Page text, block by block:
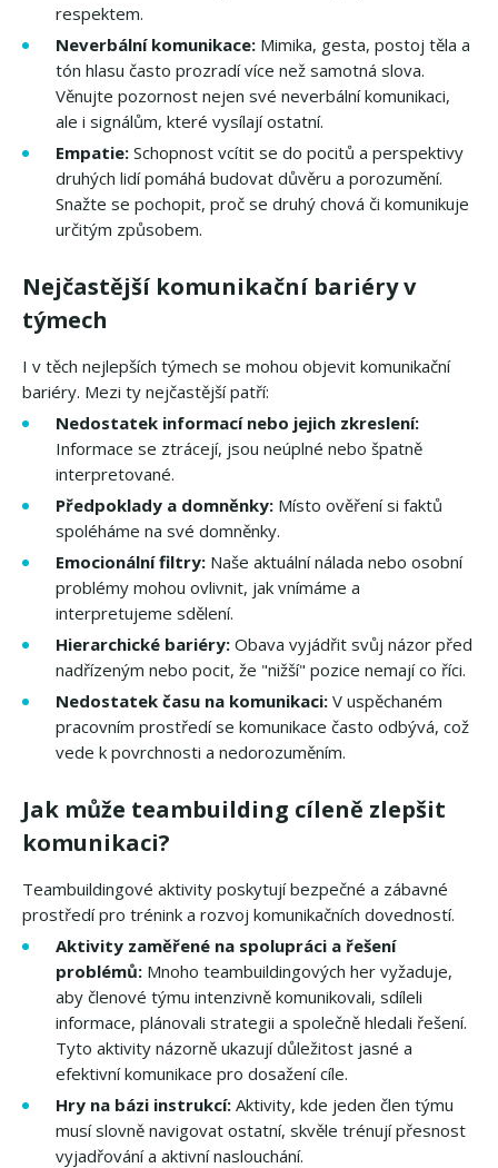
respektem.
Neverbální komunikace: Mimika, gesta, postoj těla a
tón hlasu často prozradí více než samotná slova.
Věnujte pozornost nejen své neverbální komunikaci,
ale i signálům, které vysílají ostatní.
Empatie: Schopnost vcítit se do pocitů a perspektivy
druhých lidí pomáhá budovat důvěru a porozumění.
Snažte se pochopit, proč se druhý chová či komunikuje
určitým způsobem.
Nejčastější komunikační bariéry v
týmech
I v těch nejlepších týmech se mohou objevit komunikační
bariéry. Mezi ty nejčastější patří:
Nedostatek informací nebo jejich zkreslení:
Informace se ztrácejí, jsou neúplné nebo špatně
interpretované.
Předpoklady a domněnky: Místo ověření si faktů
spoléháme na své domněnky.
Emocionální filtry: Naše aktuální nálada nebo osobní
problémy mohou ovlivnit, jak vnímáme a
interpretujeme sdělení.
Hierarchické bariéry: Obava vyjádřit svůj názor před
nadřízeným nebo pocit, že "nižší" pozice nemají co říci.
Nedostatek času na komunikaci: V uspěchaném
pracovním prostředí se komunikace často odbývá, což
vede k povrchnosti a nedorozuměním.
Jak může teambuilding cíleně zlepšit
komunikaci?
Teambuildingové aktivity poskytují bezpečné a zábavné
prostředí pro trénink a rozvoj komunikačních dovedností.
Aktivity zaměřené na spolupráci a řešení
problémů: Mnoho teambuildingových her vyžaduje,
aby členové týmu intenzivně komunikovali, sdíleli
informace, plánovali strategii a společně hledali řešení.
Tyto aktivity názorně ukazují důležitost jasné a
efektivní komunikace pro dosažení cíle.
Hry na bázi instrukcí: Aktivity, kde jeden člen týmu
musí slovně navigovat ostatní, skvěle trénují přesnost
vyjadřování a aktivní naslouchání.